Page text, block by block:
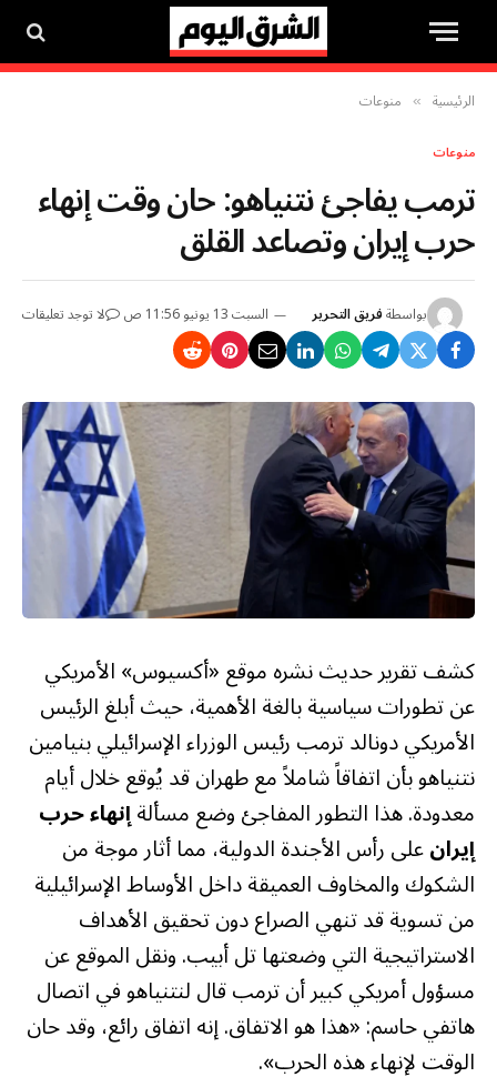
الرئيسية » منوعات
منوعات
ترمب يفاجئ نتنياهو: حان وقت إنهاء
حرب إيران وتصاعد القلق
بواسطةفريق التحرير السبت 13 يونيو 11:56 ص لا توجد تعليقات
كشف تقرير حديث نشره موقع «أكسيوس» الأمريكي
عن تطورات سياسية بالغة الأهمية، حيث أبلغ الرئيس
الأمريكي دونالد ترمب رئيس الوزراء الإسرائيلي بنيامين
نتنياهو بأن اتفاقاً شاملاً مع طهران قد يُوقع خلال أيام
معدودة. هذا التطور المفاجئ وضع مسألةإنهاء حرب
إيرانعلى رأس الأجندة الدولية، مما أثار موجة من
الشكوك والمخاوف العميقة داخل الأوساط الإسرائيلية
من تسوية قد تنهي الصراع دون تحقيق الأهداف
الاستراتيجية التي وضعتها تل أبيب. ونقل الموقع عن
مسؤول أمريكي كبير أن ترمب قال لنتنياهو في اتصال
هاتفي حاسم: «هذا هو الاتفاق. إنه اتفاق رائع، وقد حان
الوقت لإنهاء هذه الحرب».